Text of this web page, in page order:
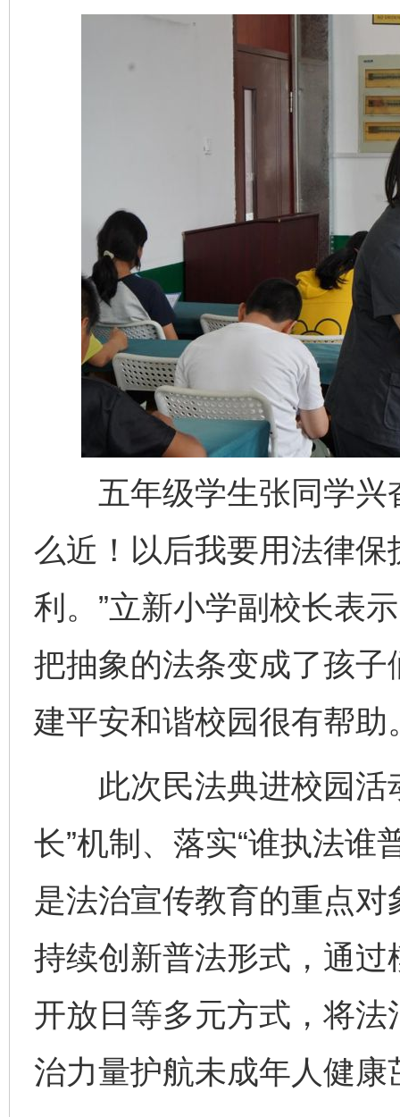
五年级学生张同学兴
么近！以后我要用法律
利。”立新小学副校长表
把抽象的法条变成了孩
建平安和谐校园很有帮助
此次民法典进校园活
长”机制、落实“谁执法谁
是法治宣传教育的重点
持续创新普法形式，通
开放日等多元方式，将
治力量护航未成年人健康
网上购药对药下症？